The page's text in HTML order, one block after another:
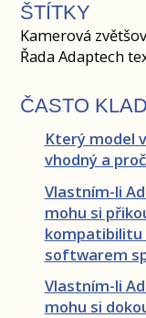
ŠTÍTKY
Kamerová
Řada Adaptech
ČASTO
Který model
vhodný a
Vlastním-li
mohu si
kompatibilitu
softwarem
Vlastním-li
mohu si